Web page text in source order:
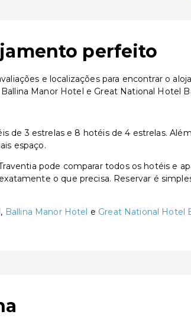
perfeito
e localizações para encontrar o
Manor Hotel e Great National Hotel
de 3 estrelas e 8 hotéis de 4 estrelas.
espaço.
pode comparar todos os hotéis e
o que precisa. Reservar é
, Ballina Manor Hotel e Great National Hotel